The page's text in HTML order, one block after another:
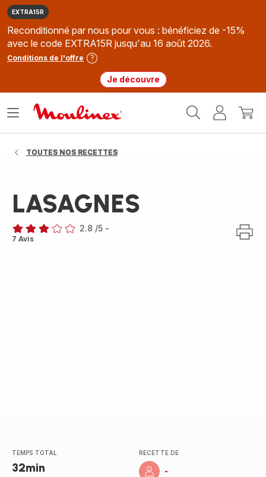
EXTRA15R
Reconditionné par nous pour vous : bénéficiez de -15%
avec le code EXTRA15R jusqu'au 16 août 2026.
Conditions de l'offre
Je découvre
MonMon
Ouvrir
TOUTES NOS RECETTES
LASAGNES
ratings.2.8
2.8 /5 -
7 Avis
TEMPS TOTAL
32min
RECETTE DE
-